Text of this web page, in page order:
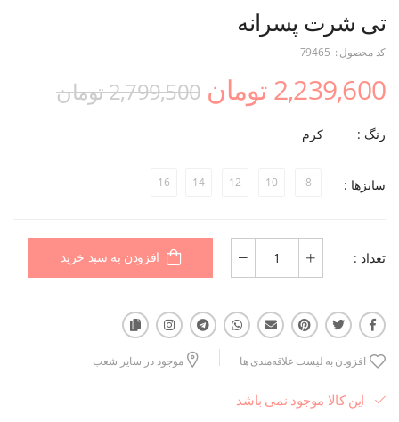
تی شرت پسرانه
کد محصول : 79465
2,239,600 تومان 2,799,500 تومان
رنگ : کرم
سایزها : 8
10
12
14
16
تعداد : افزودن به سبد خرید
افزودن به لیست علاقه‌مندی ها موجود در سایر شعب
این کالا موجود نمی باشد